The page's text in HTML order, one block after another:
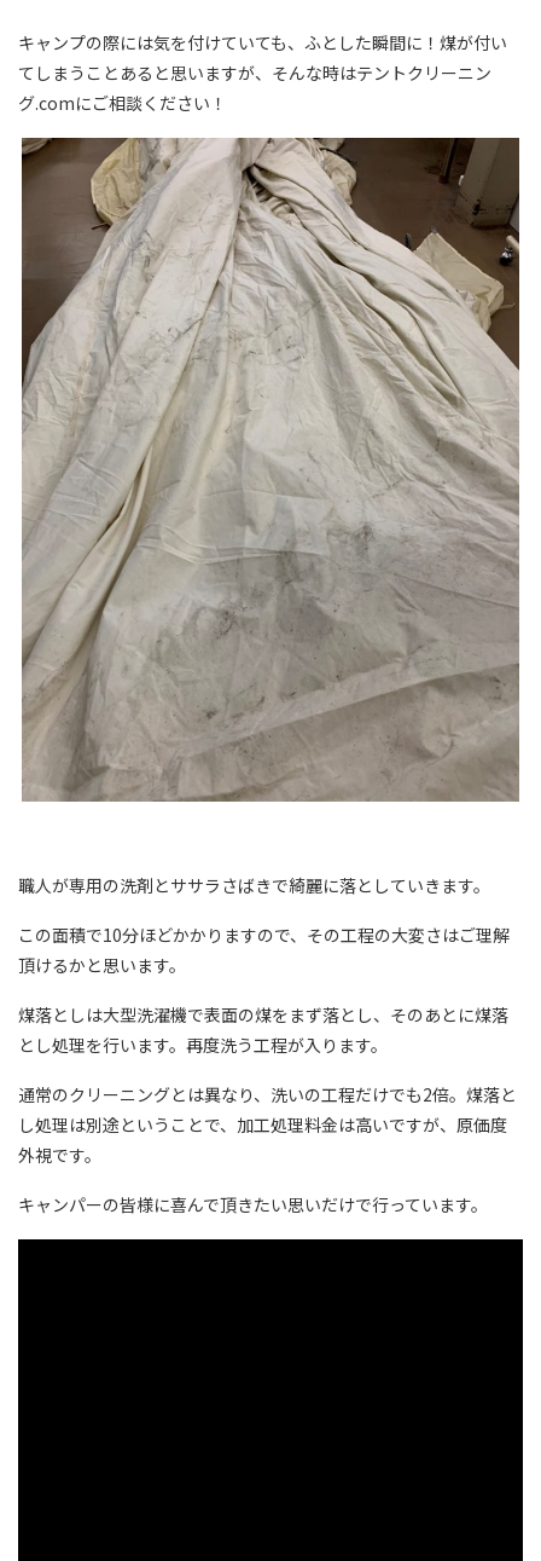
キャンプの際には気を付けていても、ふとした瞬間に！煤が付い
てしまうことあると思いますが、そんな時はテントクリーニン
グ.comにご相談ください！
職人が専用の洗剤とササラさばきで綺麗に落としていきます。
この面積で10分ほどかかりますので、その工程の大変さはご理解
頂けるかと思います。
煤落としは大型洗濯機で表面の煤をまず落とし、そのあとに煤落
とし処理を行います。再度洗う工程が入ります。
通常のクリーニングとは異なり、洗いの工程だけでも2倍。煤落と
し処理は別途ということで、加工処理料金は高いですが、原価度
外視です。
キャンパーの皆様に喜んで頂きたい思いだけで行っています。